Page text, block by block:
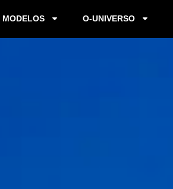
MODELOS O-UNIVERSO